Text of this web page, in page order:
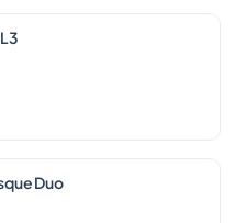
Duo